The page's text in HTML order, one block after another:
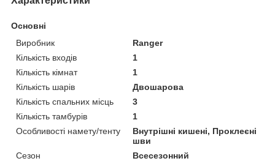
Основні
Виробник
Ranger
Кількість входів
1
Кількість кімнат
1
Кількість шарів
Двошарова
Кількість спальних місць
3
Кількість тамбурів
1
Особливості намету/тенту
Внутрішні кишені, Проклеєні
шви
Сезон
Всесезонний